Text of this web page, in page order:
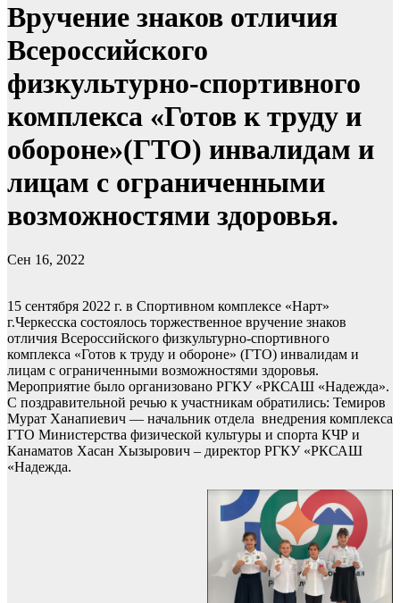
Вручение знаков отличия
Всероссийского
физкультурно-спортивного
комплекса «Готов к труду и
обороне»(ГТО) инвалидам и
лицам с ограниченными
возможностями здоровья.
Сен 16, 2022
15 сентября 2022 г. в Спортивном комплексе «Нарт»
г.Черкесска состоялось торжественное вручение знаков
отличия Всероссийского физкультурно-спортивного
комплекса «Готов к труду и обороне» (ГТО) инвалидам и
лицам с ограниченными возможностями здоровья.
Мероприятие было организовано РГКУ «РКСАШ «Надежда».
С поздравительной речью к участникам обратились: Темиров
Мурат Ханапиевич — начальник отдела внедрения комплекса
ГТО Министерства физической культуры и спорта КЧР и
Канаматов Хасан Хызырович – директор РГКУ «РКСАШ
«Надежда.